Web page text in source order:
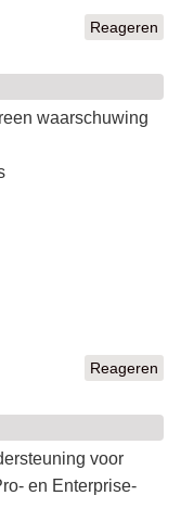
Reageren
waarschuwing
Reageren
voor
en Enterprise-